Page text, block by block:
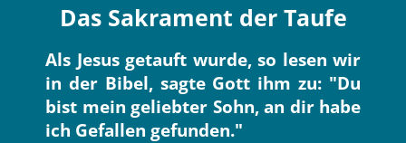
Das Sakrament der Taufe
Als Jesus getauft wurde, so lesen wir
in der Bibel, sagte Gott ihm zu: "Du
bist mein geliebter Sohn, an dir habe
ich Gefallen gefunden."